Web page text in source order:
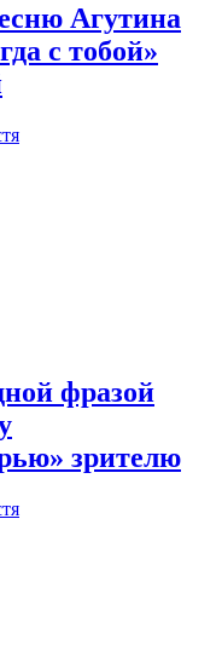
Агутина
с тобой»
фразой
зрителю